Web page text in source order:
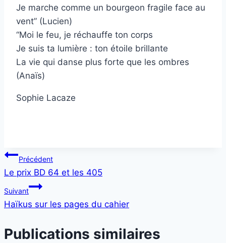
Je marche comme un bourgeon fragile face au
vent” (Lucien)
“Moi le feu, je réchauffe ton corps
Je suis ta lumière : ton étoile brillante
La vie qui danse plus forte que les ombres
(Anaïs)
Sophie Lacaze
Navigation
de
l’article
Précédent
Le prix BD 64 et les 405
Suivant
Haïkus sur les pages du cahier
Publications similaires